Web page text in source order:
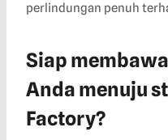
perlindungan penuh
Siap
Anda menuju
Factory?